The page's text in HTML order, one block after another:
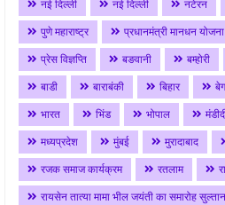
नई दिल्ली
नई दिल्ली नटेरन
पुणे महाराष्ट्र
प्रधानमंत्री मानधन योजना
प्रेस विज्ञप्ति
बङवानी बम्होरी
बाडी
बाराबंकी बिहार
भारत
भिंड भोपाल
मध्यप्रदेश
मुंबई मुरादाबाद
रजक समाज कार्यक्रम
रतलाम
रायसेन तात्या मामा भील जयंती का समारोह